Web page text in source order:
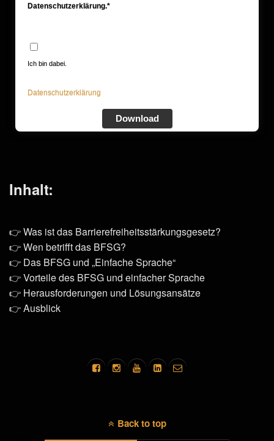
Datenschutzerklärung.*
Ich bin dabei.
Datenschutzerklärung
Download
Inhalt:
👉 Was ist das Barrierefreiheitsstärkungsgesetz?
👉 Wen betrifft das BFSG?
👉 Das BFSG und „Einfache Sprache“
👉 Vorteile des BFSG und einfacher Sprache
👉 Herausforderungen und Lösungsansätze
👉 Ausblick
Back to top